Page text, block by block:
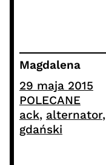
Magdalena
29 maja 2015
POLECANE
ack, alternator,
gdański